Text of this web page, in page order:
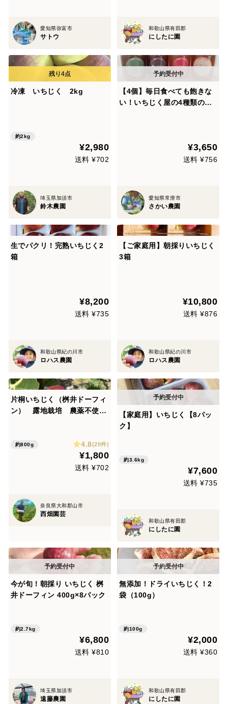
愛知県弥富市
サトウ
和歌山県有田郡
にしたに園
冷凍 いちじく 2kg
約2kg
¥2,980
送料 ¥702
埼玉県加須市
鈴木農園
【4個】毎日食べても飽きな
い！いちじく屋の4種類の自
¥3,650
送料 ¥756
愛知県常滑市
さかい農園
生でパクリ！完熟いちじく2
箱
¥8,200
送料 ¥735
和歌山県紀の川市
ロハス農園
【ご家庭用】朝採りいちじく
3箱
¥10,800
送料 ¥876
和歌山県紀の川市
ロハス農園
片桐いちじく（桝井ドーフィ
ン） 露地栽培 農薬不使
約800g 4.8(20件)
¥1,800
送料 ¥702
奈良県大和郡山市
西畑園芸
【家庭用】いちじく【8パッ
ク】
約3.6kg
¥7,600
送料 ¥735
和歌山県有田郡
にしたに園
今が旬！朝採り いちじく 桝
井ドーフィン 400g×8パック
約2.7kg
¥6,800
送料 ¥810
埼玉県加須市
遠藤農園
無添加！ドライいちじく！2
袋（100g）
約100g
¥2,000
送料 ¥360
和歌山県有田郡
にしたに園